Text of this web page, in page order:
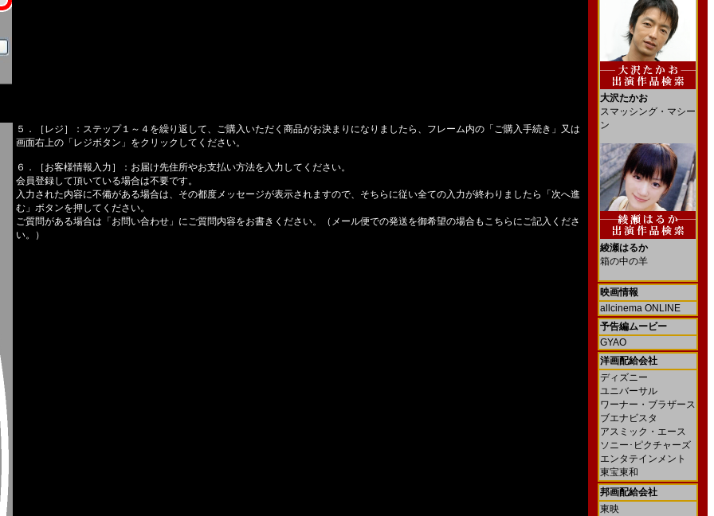
５．［レジ］：ステップ１～４を繰り返して、ご購入いただく商品がお決まりになりましたら、フレーム内の「ご購入手続き」又は
画面右上の「レジボタン」をクリックしてください。
６．［お客様情報入力］：お届け先住所やお支払い方法を入力してください。
会員登録して頂いている場合は不要です。
入力された内容に不備がある場合は、その都度メッセージが表示されますので、そちらに従い全ての入力が終わりましたら「次へ進
む」ボタンを押してください。
ご質問がある場合は「お問い合わせ」にご質問内容をお書きください。（メール便での発送を御希望の場合もこちらにご記入くださ
い。）
大沢たかお
スマッシング・マシー
ン
綾瀬はるか
箱の中の羊
映画情報
allcinema ONLINE
予告編ムービー
GYAO
洋画配給会社
ディズニー
ユニバーサル
ワーナー・ブラザース
ブエナビスタ
アスミック・エース
ソニー･ピクチャーズ
エンタテインメント
東宝東和
邦画配給会社
東映